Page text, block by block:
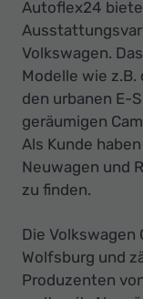
Autoflex24
Volkswagen.
Modelle wie
den urbanen E-
geräumigen
Als Kunde
Neuwagen und
zu finden.
Die Volkswagen
Wolfsburg und
Produzenten